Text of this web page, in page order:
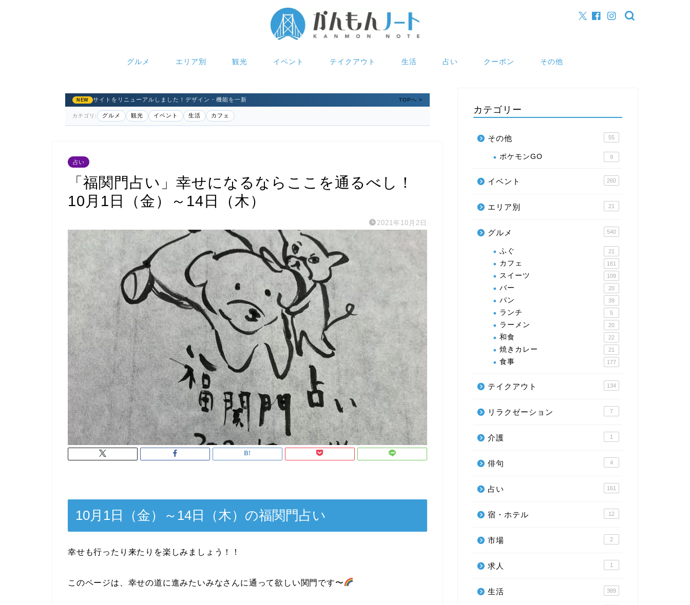
グルメ エリア別 観光 イベント テイクアウト 生活 占い クーポン その他
NEW サイトをリニューアルしました！デザイン・機能を一新 TOPへ >
カテゴリ: グルメ 観光 イベント 生活 カフェ
占い
「福関門占い」幸せになるならここを通るべし！
10月1日（金）～14日（木）
2021年10月2日
10月1日（金）～14日（木）の福関門占い
幸せも行ったり来たりを楽しみましょう！！
このページは、幸せの道に進みたいみなさんに通って欲しい関門です〜
カテゴリー
その他 55
ポケモンGO 9
イベント 260
エリア別 21
グルメ 540
ふぐ 21
カフェ 161
スイーツ 109
バー 20
パン 39
ランチ 5
ラーメン 20
和食 22
焼きカレー 21
食事 177
テイクアウト 134
リラクゼーション 7
介護 1
俳句 4
占い 161
宿・ホテル 12
市場 2
求人 1
生活 389